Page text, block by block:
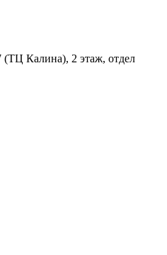
(ТЦ Калина), 2 этаж, отдел